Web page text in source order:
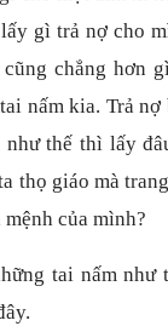
gì trả nợ cho
chẳng hơn
nấm kia. Trả nợ
như thế thì lấy
thọ giáo mà
của mình?
tai nấm như